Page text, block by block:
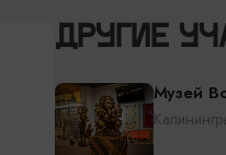
ДРУГИЕ
Музей